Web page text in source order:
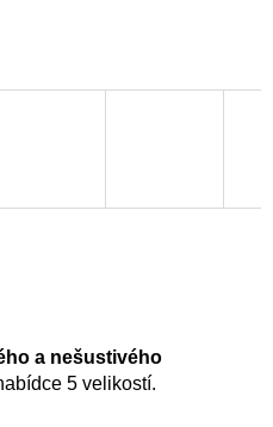
a nešustivého
5 velikostí.